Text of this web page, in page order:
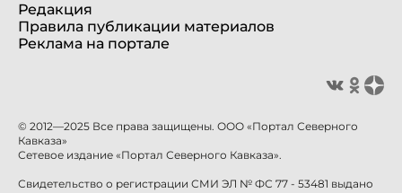
Редакция
Правила публикации материалов
Реклама на портале
© 2012—2025 Все права защищены. ООО «Портал Северного
Кавказа»
Сетевое издание «Портал Северного Кавказа».
Свидетельство о регистрации СМИ ЭЛ № ФС 77 - 53481 выдано